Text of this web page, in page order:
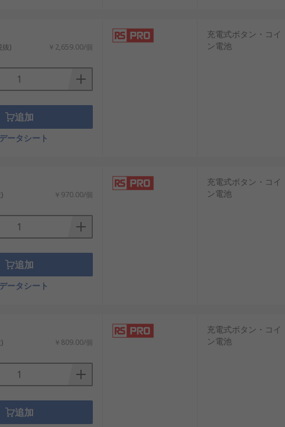
環境面の両方から評価されています。
せます。
視装置での長期運用が挙げられます。
抜) ￥2,659.00/個
追加
データシート
充電式ボタン・コイ
ン電池
￥970.00/個
追加
データシート
充電式ボタン・コイ
ン電池
￥809.00/個
追加
充電式ボタン・コイ
ン電池